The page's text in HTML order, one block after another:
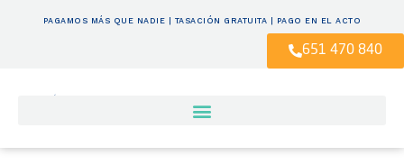
PAGAMOS MÁS QUE NADIE | TASACIÓN GRATUITA | PAGO EN EL ACTO
651 470 840